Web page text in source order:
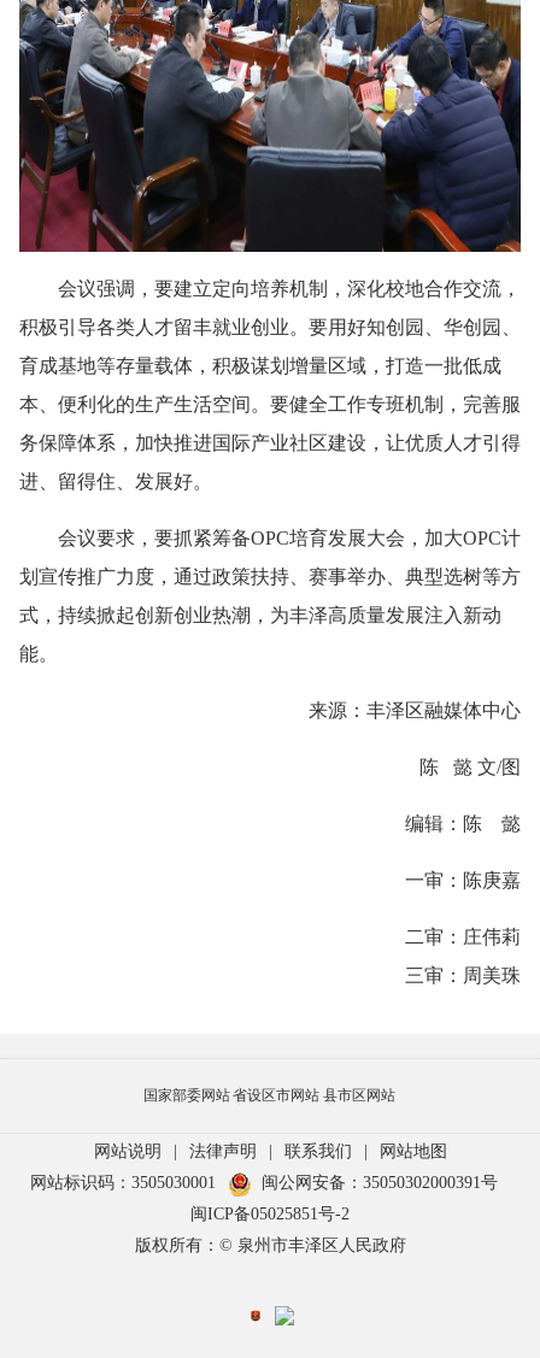
会议强调，要建立定向培养机制，深化校地合作交流，
积极引导各类人才留丰就业创业。要用好知创园、华创园、
育成基地等存量载体，积极谋划增量区域，打造一批低成
本、便利化的生产生活空间。要健全工作专班机制，完善服
务保障体系，加快推进国际产业社区建设，让优质人才引得
进、留得住、发展好。
会议要求，要抓紧筹备OPC培育发展大会，加大OPC计
划宣传推广力度，通过政策扶持、赛事举办、典型选树等方
式，持续掀起创新创业热潮，为丰泽高质量发展注入新动
能。
来源：丰泽区融媒体中心
陈 懿 文/图
编辑：陈 懿
一审：陈庚嘉
二审：庄伟莉
三审：周美珠
国家部委网站省设区市网站 县市区网站
网站说明 | 法律声明 | 联系我们 |
网站地图
网站标识码：3505030001
闽公网安备：35050302000391号
闽ICP备05025851号-2
版权所有：© 泉州市丰泽区人民政府